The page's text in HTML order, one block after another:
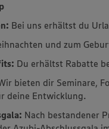
Bei uns erhältst du
und zum
Du erhältst Rabatte
bieten dir Seminare,
deine Entwicklung.
Nach bestandener